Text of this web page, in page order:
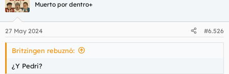
d
o
r
d
e
l
e
e
n
c
i
Muerto por dentro+
27 May 2024 #6.526
Britzingen rebuznó:
¿Y Pedri?